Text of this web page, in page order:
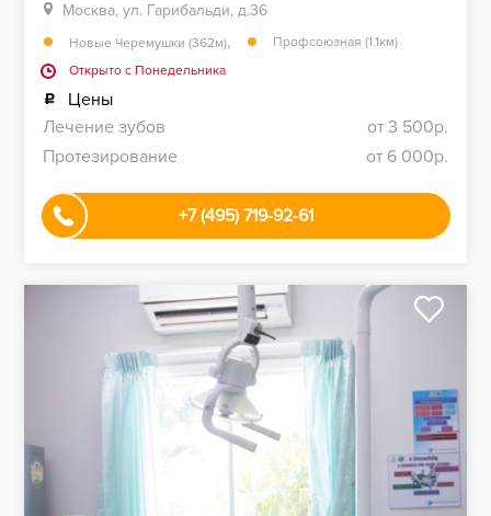
Москва, ул. Гарибальди, д.36
Новые Черемушки (362м),
Профсоюзная (1.1км)
Открыто c Понедельника
Цены
Лечение зубов
от 3 500р.
Протезирование
от 6 000р.
+7 (495) 719-92-61